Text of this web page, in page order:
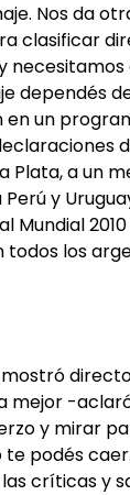
Nos da
clasificar
dependés
en un
Plata, a un
y
Mundial
todos los
mejor -
y mirar
te podés
críticas y